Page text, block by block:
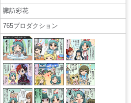
諏訪彩花
765プロダクション